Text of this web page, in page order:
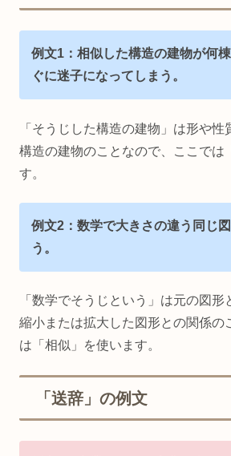
例文1：相似した構造の建物が何
ぐに迷子になってしまう。
「そうじした構造の建物」は形や性
構造の建物のことなので、ここでは
す。
例文2：数学で大きさの違う同じ
う。
「数学でそうじという」は元の図
縮小または拡大した図形との関係の
は「相似」を使います。
「送辞」の例文